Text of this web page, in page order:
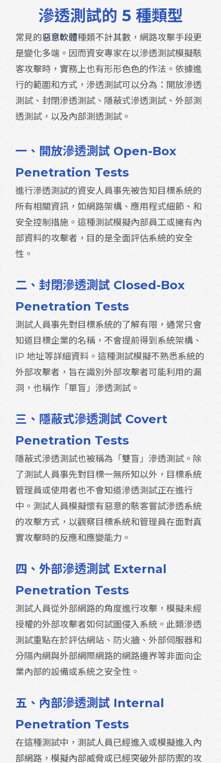
滲透測試的 5 種類型
常見的惡意軟體種類不計其數，網路攻擊手段更
是變化多端。因而資安專家在以滲透測試模擬駭
客攻擊時，實務上也有形形色色的作法。依據進
行的範圍和方式，滲透測試可以分為：開放滲透
測試、封閉滲透測試、隱蔽式滲透測試、外部測
透測試，以及內部測透測試。
一、 開放滲透測試 Open-Box
Penetration Tests
進行滲透測試的資安人員事先被告知目標系統的
所有相關資訊，如網路架構、應用程式細節、和
安全控制措施。這種測試模擬內部員工或擁有內
部資料的攻擊者，目的是全面評估系統的安全
性。
二、封閉滲透測試 Closed-Box
Penetration Tests
測試人員事先對目標系統的了解有限，通常只會
知道目標企業的名稱，不會提前得到系統架構、
IP 地址等詳細資料。這種測試模擬不熟悉系統的
外部攻擊者，旨在識別外部攻擊者可能利用的漏
洞，也稱作「單盲」滲透測試。
三、 隱蔽式滲透測試 Covert
Penetration Tests
隱蔽式滲透測試也被稱為「雙盲」滲透測試。除
了測試人員事先對目標一無所知以外，目標系統
管理員或使用者也不會知道滲透測試正在進行
中。測試人員模擬懷有惡意的駭客嘗試滲透系統
的攻擊方式，以觀察目標系統和管理員在面對真
實攻擊時的反應和應變能力。
四、外部滲透測試 External
Penetration Tests
測試人員從外部網路的角度進行攻擊，模擬未經
授權的外部攻擊者如何試圖侵入系統。此類滲透
測試重點在於評估網站、防火牆、外部伺服器和
分隔內網與外部網際網路的網路邊界等非面向企
業內部的設備或系統之安全性。
五、 內部滲透測試 Internal
Penetration Tests
在這種測試中，測試人員已經進入或模擬進入內
部網路，模擬內部威脅或已經突破外部防禦的攻